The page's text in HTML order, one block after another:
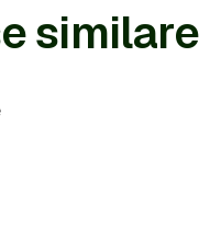
similare